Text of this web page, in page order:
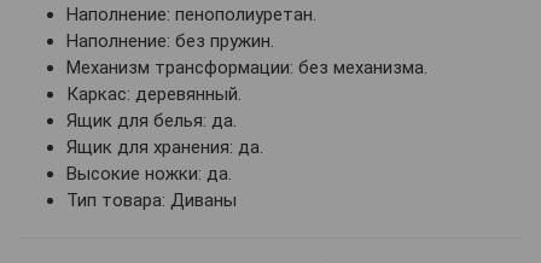
Наполнение: пенополиуретан.
Наполнение: без пружин.
Механизм трансформации: без механизма.
Каркас: деревянный.
Ящик для белья: да.
Ящик для хранения: да.
Высокие ножки: да.
Тип товара: Диваны